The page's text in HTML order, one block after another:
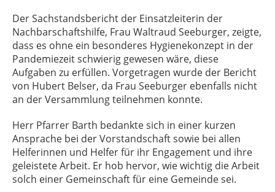
Der Sachstandsbericht der Einsatzleiterin der
Nachbarschaftshilfe, Frau Waltraud Seeburger, zeigte,
dass es ohne ein besonderes Hygienekonzept in der
Pandemiezeit schwierig gewesen wäre, diese
Aufgaben zu erfüllen. Vorgetragen wurde der Bericht
von Hubert Belser, da Frau Seeburger ebenfalls nicht
an der Versammlung teilnehmen konnte.
Herr Pfarrer Barth bedankte sich in einer kurzen
Ansprache bei der Vorstandschaft sowie bei allen
Helferinnen und Helfer für ihr Engagement und ihre
geleistete Arbeit. Er hob hervor, wie wichtig die Arbeit
solch einer Gemeinschaft für eine Gemeinde sei.